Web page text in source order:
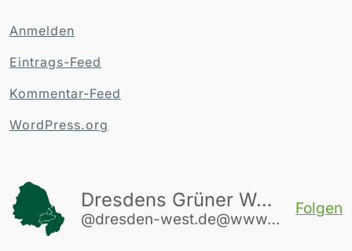
Anmelden
Eintrags-Feed
Kommentar-Feed
WordPress.org
Dresdens Grüner Westen
@dresden-west.de@www.dresden-west.de
Folgen